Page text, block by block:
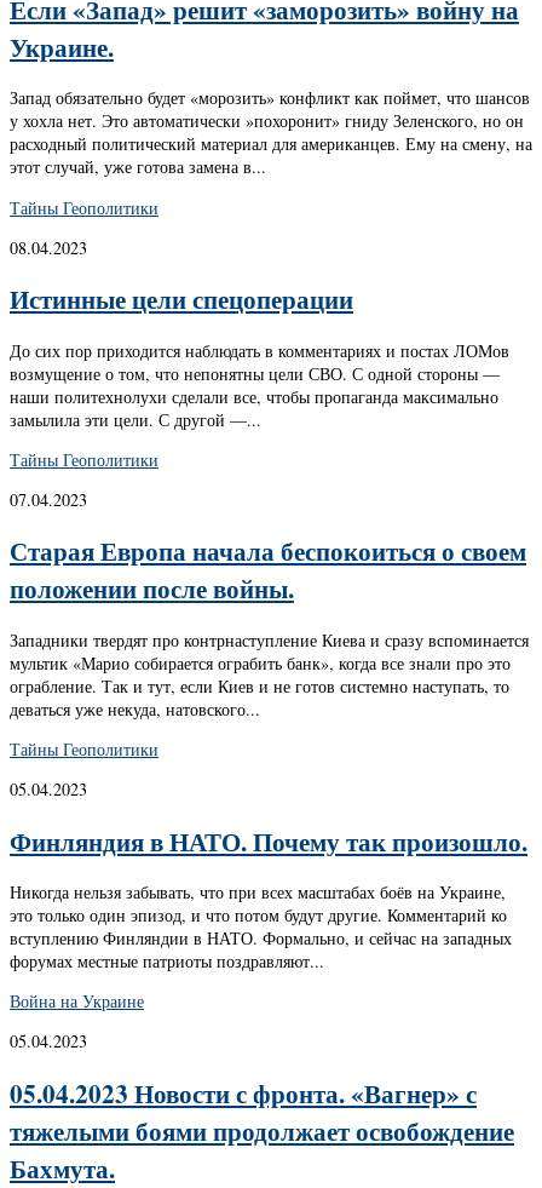
Если «Запад» решит «заморозить» войну на
Украине.
Запад обязательно будет «морозить» конфликт как поймет, что шансов
у хохла нет. Это автоматически »похоронит» гниду Зеленского, но он
расходный политический материал для американцев. Ему на смену, на
этот случай, уже готова замена в...
Тайны Геополитики
08.04.2023
Истинные цели спецоперации
До сих пор приходится наблюдать в комментариях и постах ЛОМов
возмущение о том, что непонятны цели СВО. С одной стороны —
наши политехнолухи сделали все, чтобы пропаганда максимально
замылила эти цели. С другой —...
Тайны Геополитики
07.04.2023
Старая Европа начала беспокоиться о своем
положении после войны.
Западники твердят про контрнаступление Киева и сразу вспоминается
мультик «Марио собирается ограбить банк», когда все знали про это
ограбление. Так и тут, если Киев и не готов системно наступать, то
деваться уже некуда, натовского...
Тайны Геополитики
05.04.2023
Финляндия в НАТО. Почему так произошло.
Никогда нельзя забывать, что при всех масштабах боёв на Украине,
это только один эпизод, и что потом будут другие. Комментарий ко
вступлению Финляндии в НАТО. Формально, и сейчас на западных
форумах местные патриоты поздравляют...
Война на Украине
05.04.2023
05.04.2023 Новости с фронта. «Вагнер» с
тяжелыми боями продолжает освобождение
Бахмута.